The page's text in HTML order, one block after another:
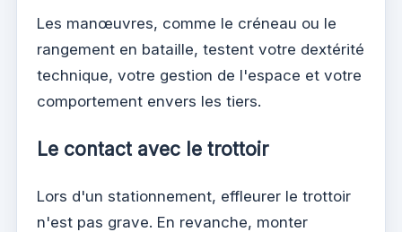
Les manœuvres, comme le créneau ou le
rangement en bataille, testent votre dextérité
technique, votre gestion de l'espace et votre
comportement envers les tiers.
Le contact avec le trottoir
Lors d'un stationnement, effleurer le trottoir
n'est pas grave. En revanche, monter